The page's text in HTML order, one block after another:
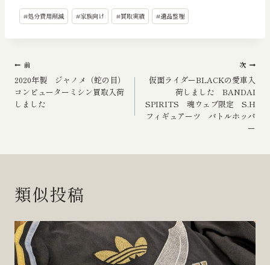
投
稿
#処分費用削減 #家族向け #買取実績 #遺品整理
投
稿
ー
シ
ョ
前
2020年製 ジャノメ（蛇の目）
コンピューターミシン買取入荷
しました
次
仮面ライダーBLACKの愛車入
荷しました BANDAI
SPIRITS 魂ウェブ限定 S.H
フィギュアーツ バトルホッパ
ー
類似投稿